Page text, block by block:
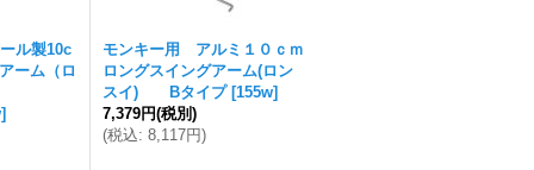
ル製10c
ーム（ロ
]
モンキー用 アルミ１０ｃｍ
ロングスイングアーム(ロン
スイ) Bタイプ [155w]
7,379円(税別)
(税込: 8,117円)